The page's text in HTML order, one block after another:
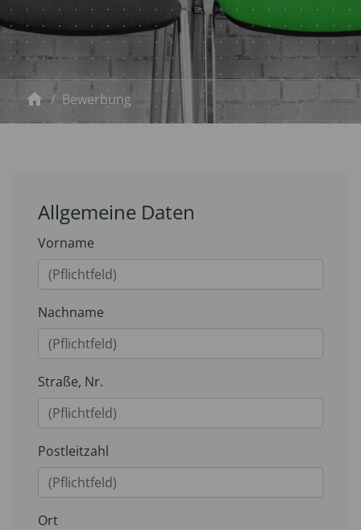
home Bewerbung
Allgemeine Daten
Vorname
Nachname
Straße, Nr.
Postleitzahl
Ort